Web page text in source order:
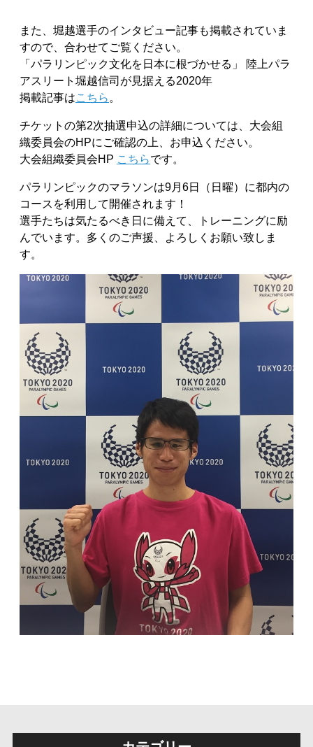
また、堀越選手のインタビュー記事も掲載されていま
すので、合わせてご覧ください。
「パラリンピック文化を日本に根づかせる」 陸上パラ
アスリート堀越信司が見据える2020年
掲載記事はこちら 。
チケットの第2次抽選申込の詳細については、大会組
織委員会のHPにご確認の上、お申込ください。
大会組織委員会HP こちらです。
パラリンピックのマラソンは9月6日（日曜）に都内の
コースを利用して開催されます！
選手たちは気たるべき日に備えて、トレーニングに励
んでいます。多くのご声援、よろしくお願い致しま
す。